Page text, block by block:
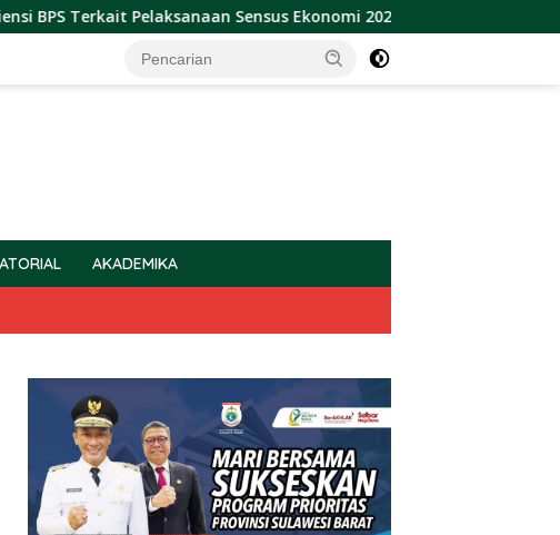
Pelaksanaan Sensus Ekonomi 2026 Sulbar Raih
AKADEMIKA